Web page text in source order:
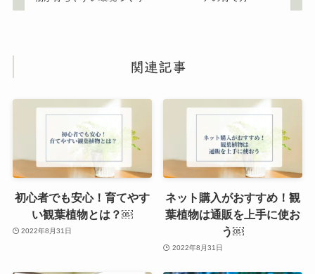
関連記事
初心者でも安心！育てやす
い観葉植物とは？￼
2022年8月31日
ネット購入がおすすめ！観
葉植物は通販を上手に使お
う￼
2022年8月31日